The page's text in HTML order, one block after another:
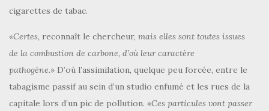
cigarettes de tabac.
«Certes, reconnaît le chercheur, mais elles sont toutes issues
de la combustion de carbone, d’où leur caractère
pathogène.» D’où l’assimilation, quelque peu forcée, entre le
tabagisme passif au sein d’un studio enfumé et les rues de la
capitale lors d’un pic de pollution. «Ces particules vont passer